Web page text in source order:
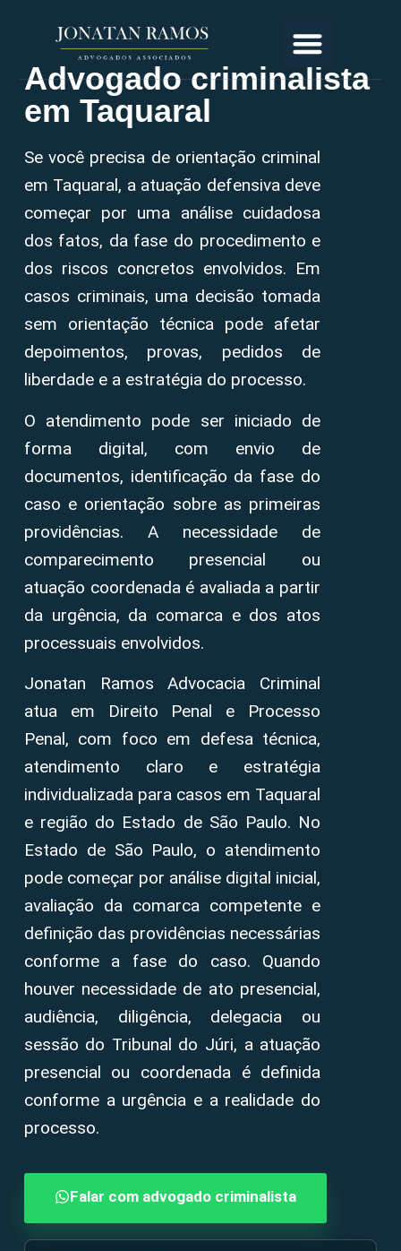
Advogado criminalista
em Taquaral
Se você precisa de orientação criminal
em Taquaral, a atuação defensiva deve
começar por uma análise cuidadosa
dos fatos, da fase do procedimento e
dos riscos concretos envolvidos. Em
casos criminais, uma decisão tomada
sem orientação técnica pode afetar
depoimentos, provas, pedidos de
liberdade e a estratégia do processo.
O atendimento pode ser iniciado de
forma digital, com envio de
documentos, identificação da fase do
caso e orientação sobre as primeiras
providências. A necessidade de
comparecimento presencial ou
atuação coordenada é avaliada a partir
da urgência, da comarca e dos atos
processuais envolvidos.
Jonatan Ramos Advocacia Criminal
atua em Direito Penal e Processo
Penal, com foco em defesa técnica,
atendimento claro e estratégia
individualizada para casos em Taquaral
e região do Estado de São Paulo. No
Estado de São Paulo, o atendimento
pode começar por análise digital inicial,
avaliação da comarca competente e
definição das providências necessárias
conforme a fase do caso. Quando
houver necessidade de ato presencial,
audiência, diligência, delegacia ou
sessão do Tribunal do Júri, a atuação
presencial ou coordenada é definida
conforme a urgência e a realidade do
processo.
Falar com advogado criminalista